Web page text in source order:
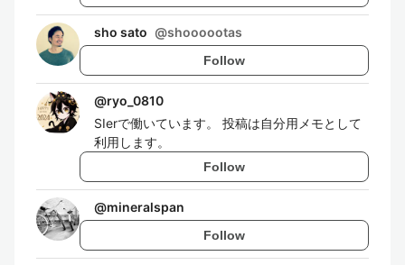
sho sato @shoooootas
Follow
@ryo_0810
SIerで働いています。 投稿は自分用メモとして
利用します。
Follow
@mineralspan
Follow